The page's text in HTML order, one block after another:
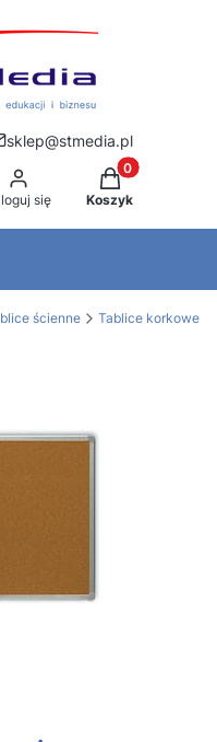
sklep@stmedia.pl
się
Produkty w
Koszyk
ścienne Tablice korkowe